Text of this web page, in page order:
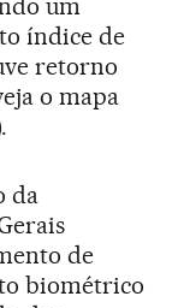
um
índice de
retorno
o mapa
da
de
biométrico